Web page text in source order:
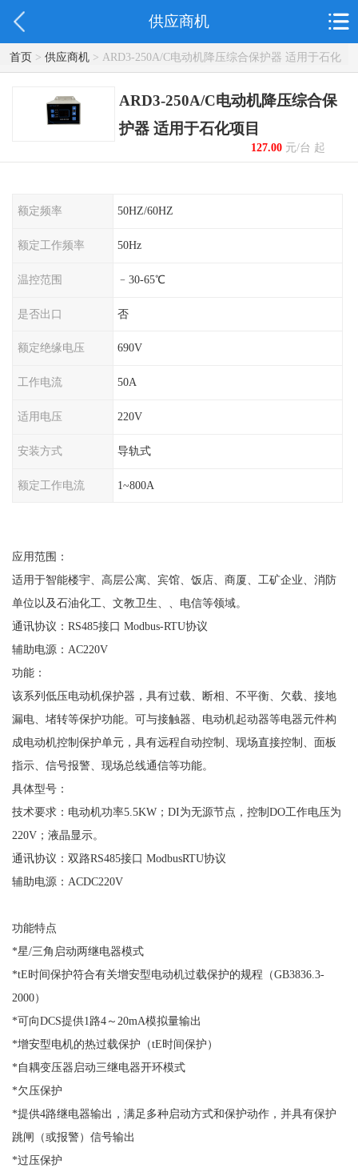
供应商机
首页> 供应商机> ARD3-250A/C电动机降压综合保护器 适用于石化
项目
ARD3-250A/C电动机降压综合保
护器 适用于石化项目
127.00元/台 起
额定频率 50HZ/60HZ
额定工作频率 50Hz
温控范围 ﹣30-65℃
是否出口 否
额定绝缘电压 690V
工作电流 50A
适用电压 220V
安装方式 导轨式
额定工作电流 1~800A
应用范围：
适用于智能楼宇、高层公寓、宾馆、饭店、商厦、工矿企业、消防
单位以及石油化工、文教卫生、、电信等领域。
通讯协议： RS485接口 Modbus-RTU协议
辅助电源： AC220V
功能：
该系列低压电动机保护器，具有过载、断相、不平衡、欠载、接地
漏电、堵转等保护功能。可与接触器、电动机起动器等电器元件构
成电动机控制保护单元，具有远程自动控制、现场直接控制、面板
指示、信号报警、现场总线通信等功能。
具体型号：
技术要求：电动机功率5.5KW；DI为无源节点，控制DO工作电压为
220V；液晶显示。
通讯协议：双路RS485接口 ModbusRTU协议
辅助电源： ACDC220V
功能特点
*星/三角启动两继电器模式
*tE时间保护符合有关增安型电动机过载保护的规程（GB3836.3-
2000）
*可向DCS提供1路4～20mA模拟量输出
*增安型电机的热过载保护（tE时间保护）
*自耦变压器启动三继电器开环模式
*欠压保护
*提供4路继电器输出，满足多种启动方式和保护动作，并具有保护
跳闸（或报警）信号输出
*过压保护